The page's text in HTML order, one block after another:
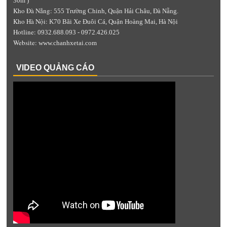
Kho Đà Nẵng: 555 Trường Chinh, Quận Hải Châu, Đà Nẵng.
Kho Hà Nội: K70 Bãi Xe Đuôi Cá, Quận Hoàng Mai, Hà Nội
Hotline: 0932.688.093 - 0972.426.025
Website: www.chanhxetai.com
VIDEO QUẢNG CÁO